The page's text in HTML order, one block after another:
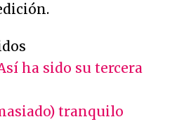
ha sido su tercera
tranquilo